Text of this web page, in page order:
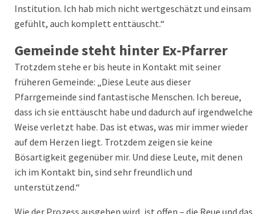
Institution. Ich hab mich nicht wertgeschätzt und einsam
gefühlt, auch komplett enttäuscht.“
Gemeinde steht hinter Ex-Pfarrer
Trotzdem stehe er bis heute in Kontakt mit seiner
früheren Gemeinde: „Diese Leute aus dieser
Pfarrgemeinde sind fantastische Menschen. Ich bereue,
dass ich sie enttäuscht habe und dadurch auf irgendwelche
Weise verletzt habe. Das ist etwas, was mir immer wieder
auf dem Herzen liegt. Trotzdem zeigen sie keine
Bösartigkeit gegenüber mir. Und diese Leute, mit denen
ich im Kontakt bin, sind sehr freundlich und
unterstützend.“
Wie der Prozess ausgehen wird, ist offen – die Reue und das